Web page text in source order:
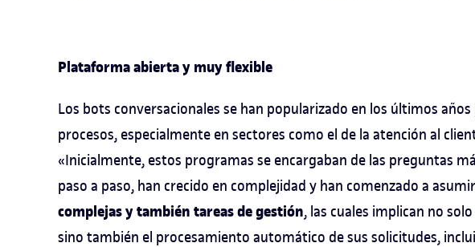
Plataforma abierta y muy flexible
Los bots conversacionales se han popularizado en los últimos
procesos, especialmente en sectores como el de la atención al
«Inicialmente, estos programas se encargaban de las preguntas
paso a paso, han crecido en complejidad y han comenzado a asumir
complejas y también tareas de gestión, las cuales implican no
sino también el procesamiento automático de sus solicitudes,